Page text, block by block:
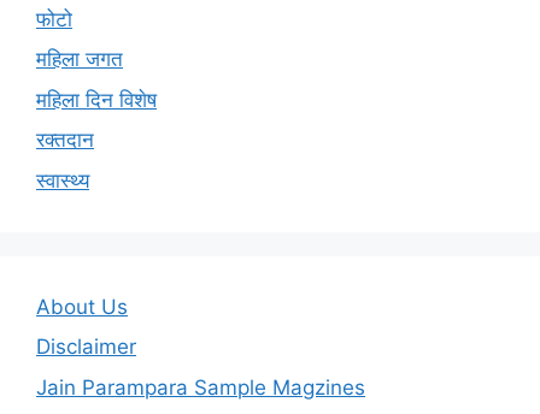
फोटो
महिला जगत
महिला दिन विशेष
रक्तदान
स्वास्थ्य
About Us
Disclaimer
Jain Parampara Sample Magzines